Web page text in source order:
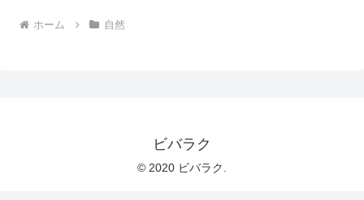
ホーム 自然
ビバラク
© 2020 ビバラク.